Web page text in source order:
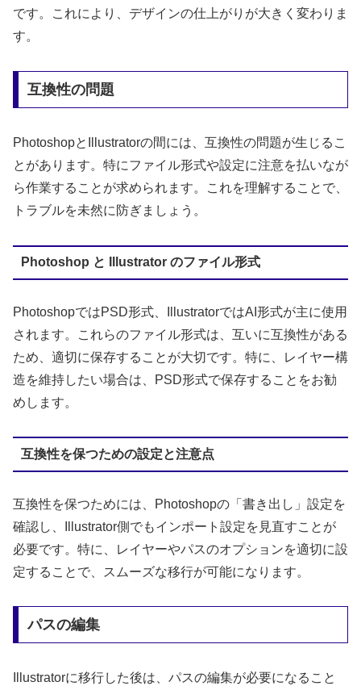
です。これにより、デザインの仕上がりが大きく変わりま
す。
互換性の問題
PhotoshopとIllustratorの間には、互換性の問題が生じるこ
とがあります。特にファイル形式や設定に注意を払いなが
ら作業することが求められます。これを理解することで、
トラブルを未然に防ぎましょう。
Photoshop と Illustrator のファイル形式
PhotoshopではPSD形式、IllustratorではAI形式が主に使用
されます。これらのファイル形式は、互いに互換性がある
ため、適切に保存することが大切です。特に、レイヤー構
造を維持したい場合は、PSD形式で保存することをお勧
めします。
互換性を保つための設定と注意点
互換性を保つためには、Photoshopの「書き出し」設定を
確認し、Illustrator側でもインポート設定を見直すことが
必要です。特に、レイヤーやパスのオプションを適切に設
定することで、スムーズな移行が可能になります。
パスの編集
Illustratorに移行した後は、パスの編集が必要になること